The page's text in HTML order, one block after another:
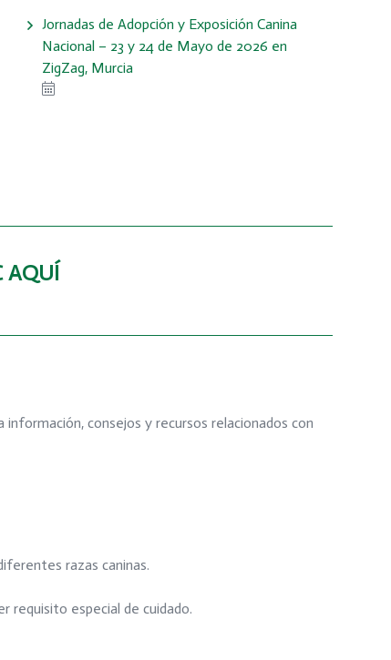
Jornadas de Adopción y Exposición Canina
Nacional – 23 y 24 de Mayo de 2026 en
ZigZag, Murcia
AQUÍ
consejos y recursos relacionados con
razas caninas.
requisito especial de cuidado.